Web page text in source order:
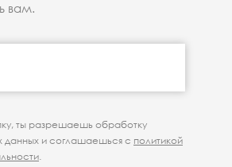
вам.
ты разрешаешь обработку
данных и соглашаешься с политикой
.